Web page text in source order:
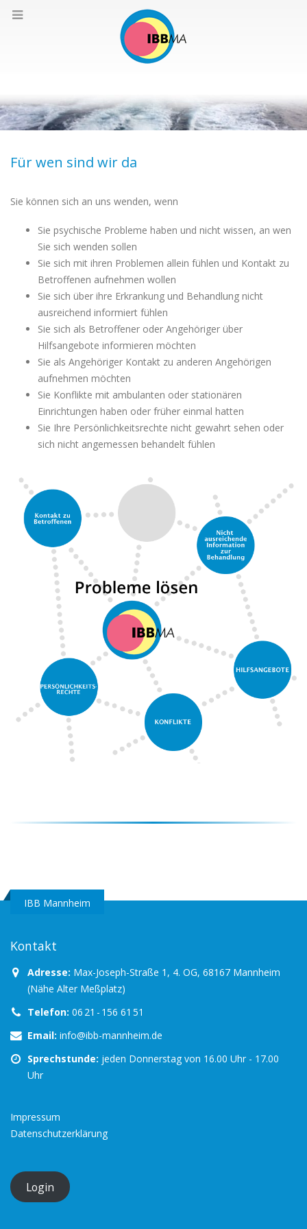
Für wen sind wir da
Sie können sich an uns wenden, wenn
Sie psychische Probleme haben und nicht wissen, an wen
Sie sich wenden sollen
Sie sich mit ihren Problemen allein fühlen und Kontakt zu
Betroffenen aufnehmen wollen
Sie sich über ihre Erkrankung und Behandlung nicht
ausreichend informiert fühlen
Sie sich als Betroffener oder Angehöriger über
Hilfsangebote informieren möchten
Sie als Angehöriger Kontakt zu anderen Angehörigen
aufnehmen möchten
Sie Konflikte mit ambulanten oder stationären
Einrichtungen haben oder früher einmal hatten
Sie Ihre Persönlichkeitsrechte nicht gewahrt sehen oder
sich nicht angemessen behandelt fühlen
IBB Mannheim
Kontakt
Adresse: Max-Joseph-Straße 1, 4. OG, 68167 Mannheim
(Nähe Alter Meßplatz)
Telefon: 06 21 - 156 61 51
Email: info@ibb-mannheim.de
Sprechstunde: jeden Donnerstag von 16.00 Uhr - 17.00
Uhr
Impressum
Datenschutzerklärung
Login